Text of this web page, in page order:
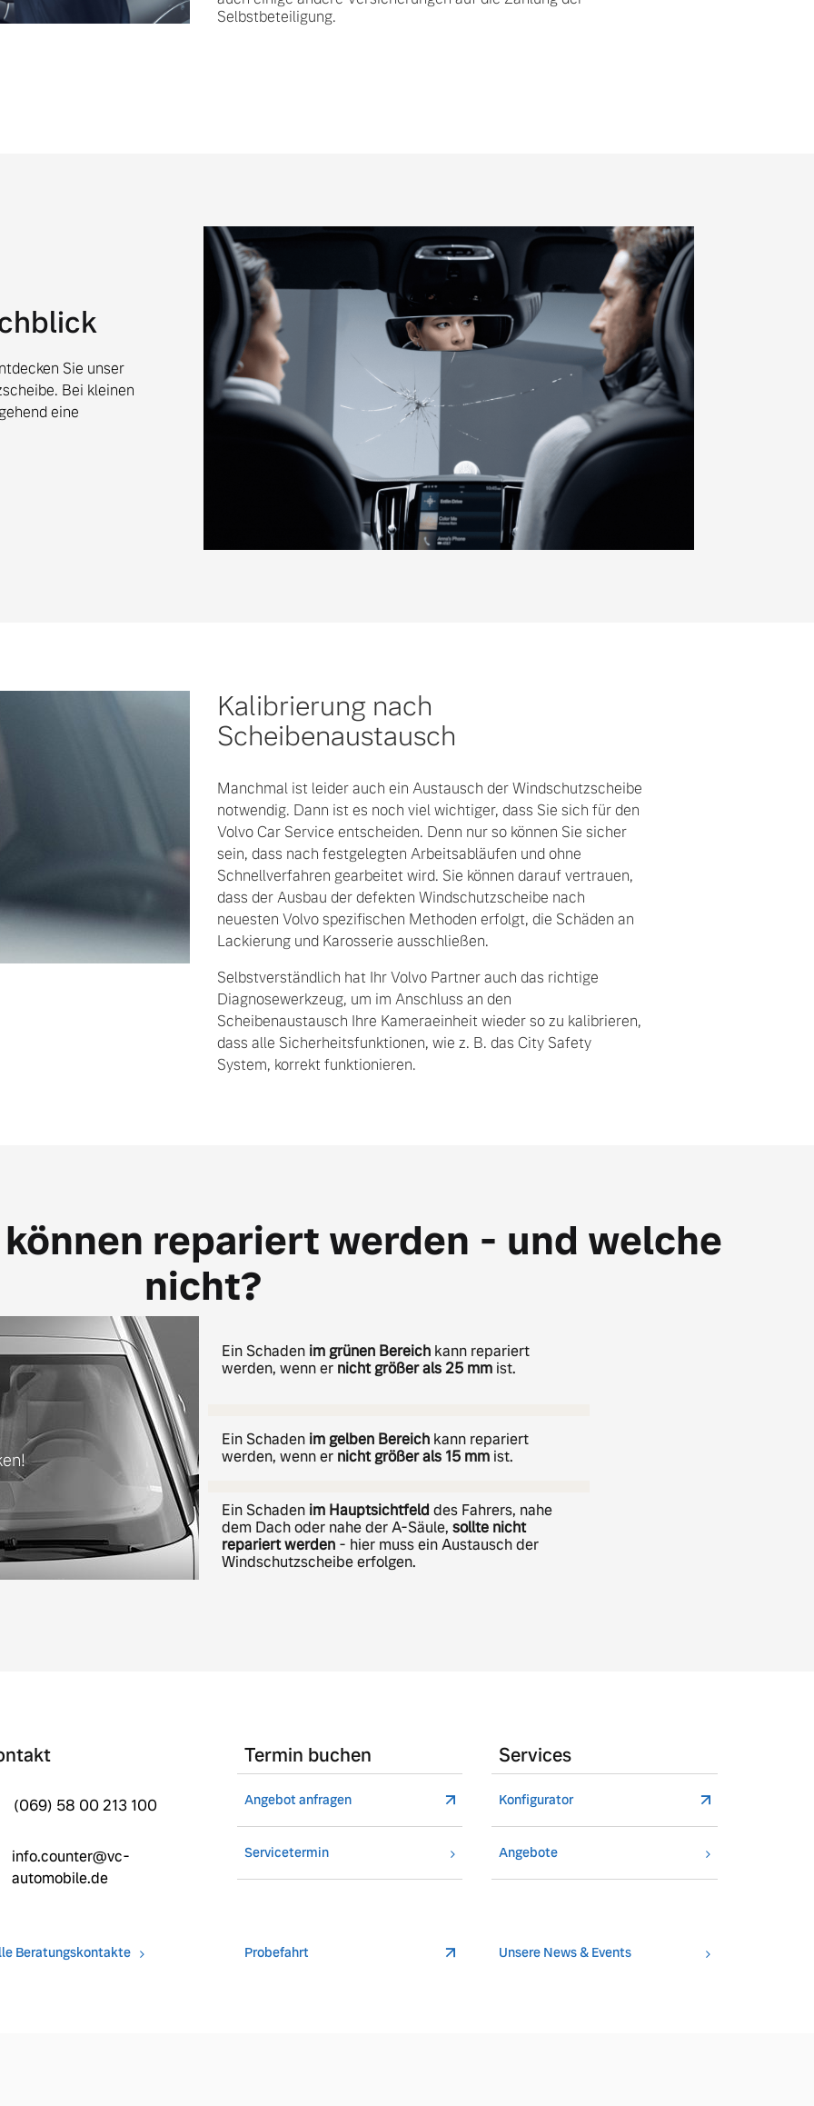
Original Volvo Winter- und Sommer Kompletträder.
Selbstbeteiligung.
Sie unser
Bei kleinen
eine
Kalibrierung nach
Scheibenaustausch
Manchmal ist leider auch ein Austausch der Windschutzscheibe
notwendig. Dann ist es noch viel wichtiger, dass Sie sich für den
Volvo Car Service entscheiden. Denn nur so können Sie sicher
sein, dass nach festgelegten Arbeitsabläufen und ohne
Schnellverfahren gearbeitet wird. Sie können darauf vertrauen,
dass der Ausbau der defekten Windschutzscheibe nach
neuesten Volvo spezifischen Methoden erfolgt, die Schäden an
Lackierung und Karosserie ausschließen.
Selbstverständlich hat Ihr Volvo Partner auch das richtige
Diagnosewerkzeug, um im Anschluss an den
Scheibenaustausch Ihre Kameraeinheit wieder so zu kalibrieren,
dass alle Sicherheitsfunktionen, wie z. B. das City Safety
System, korrekt funktionieren.
repariert werden - und welche
nicht?
Ein Schaden im grünen Bereich kann repariert
werden, wenn er nicht größer als 25 mm ist.
Ein Schaden im gelben Bereich kann repariert
werden, wenn er nicht größer als 15 mm ist.
Ein Schaden im Hauptsichtfelddes Fahrers, nahe
dem Dach oder nahe der A-Säule, sollte nicht
repariert werden - hier muss ein Austausch der
Windschutzscheibe erfolgen.
(069) 58 00 213 100
info.counter@vc-
automobile.de
Beratungskontakte
Termin buchen
Angebot anfragen
Servicetermin
Probefahrt
Services
Konfigurator
Angebote
Unsere News & Events